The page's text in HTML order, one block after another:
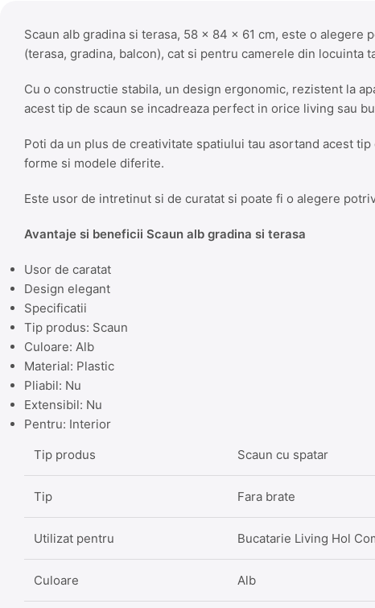
Scaun alb gradina si terasa, 58 x 84 x 61 cm, este o alegere
(terasa, gradina, balcon), cat si pentru camerele din locuinta
Cu o constructie stabila, un design ergonomic, rezistent la
acest tip de scaun se incadreaza perfect in orice living sau
Poti da un plus de creativitate spatiului tau asortand acest
forme si modele diferite.
Este usor de intretinut si de curatat si poate fi o alegere
Avantaje si beneficii Scaun alb gradina si terasa
Usor de caratat
Design elegant
Specificatii
Tip produs: Scaun
Culoare: Alb
Material: Plastic
Pliabil: Nu
Extensibil: Nu
Pentru: Interior
Tip produs
Scaun cu spatar
Tip Fara brate
Utilizat pentru Bucatarie Living Hol
Culoare Alb